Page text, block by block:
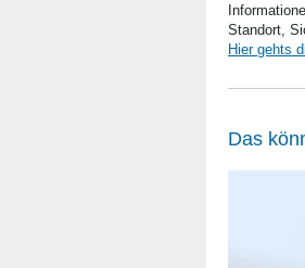
Standort,
Hier gehts
Das